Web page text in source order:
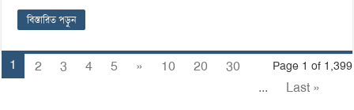
বিস্তারিত পড়ুন
Page 1 of 1,399
1 2 3 4 5 » 10 20
30
...
Last »